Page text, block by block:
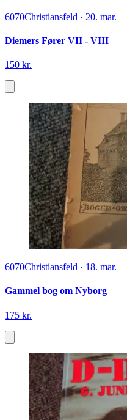
6070Christiansfeld · 20. mar.
Diemers Fører VII - VIII
150 kr.
6070Christiansfeld · 18. mar.
Gammel bog om Nyborg
175 kr.